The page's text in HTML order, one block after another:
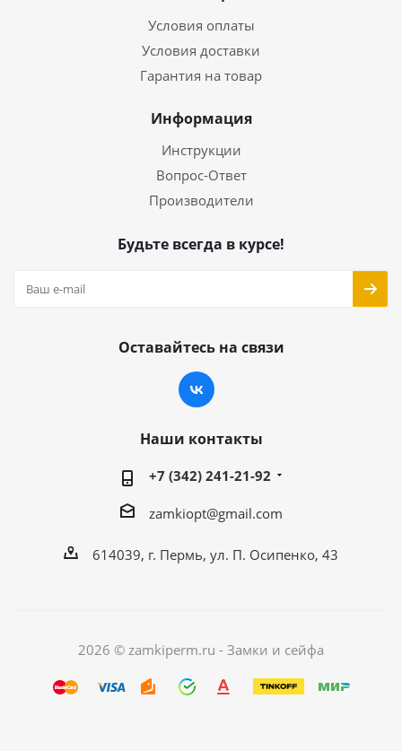
Условия оплаты
Условия доставки
Гарантия на товар
Информация
Инструкции
Вопрос-Ответ
Производители
Будьте всегда в курсе!
Оставайтесь на связи
Наши контакты
+7 (342) 241-21-92
zamkiopt@gmail.com
614039, г. Пермь, ул. П. Осипенко, 43
2026 © zamkiperm.ru - Замки и сейфа